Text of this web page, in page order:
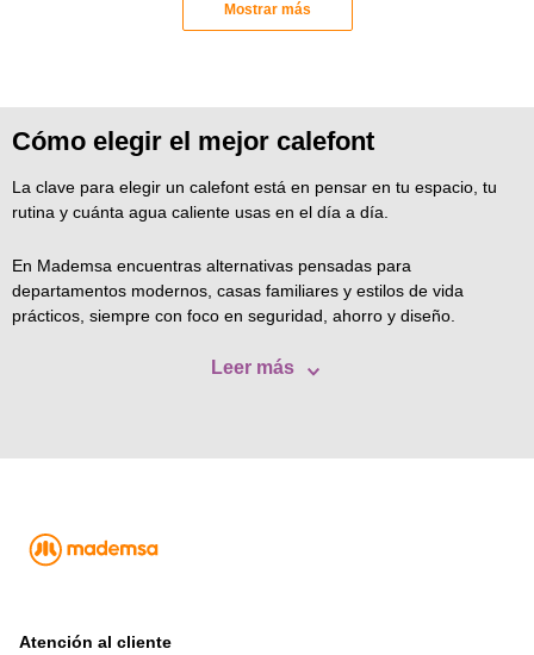
Mostrar más
Cómo elegir el mejor calefont
La clave para elegir un calefont está en pensar en tu espacio, tu
rutina y cuánta agua caliente usas en el día a día.
En Mademsa encuentras alternativas pensadas para
departamentos modernos, casas familiares y estilos de vida
prácticos, siempre con foco en seguridad, ahorro y diseño.
Leer más
Atención al cliente